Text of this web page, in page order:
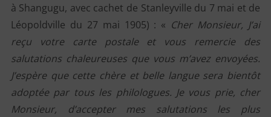
à Shangugu, avec cachet de Stanleyville du 7 mai et de
Léopoldville du 27 mai 1905) : « Cher Monsieur, J’ai
reçu votre carte postale et vous remercie des
salutations chaleureuses que vous m’avez envoyées.
J’espère que cette chère et belle langue sera bientôt
adoptée par tous les philologues. Je vous prie, cher
Monsieur, d’accepter mes salutations les plus